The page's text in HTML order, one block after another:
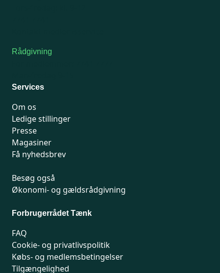
Rådgivning
Services
Om os
Ledige stillinger
Presse
Magasiner
Få nyhedsbrev
Besøg også
Økonomi- og gældsrådgivning
Forbrugerrådet Tænk
FAQ
Cookie- og privatlivspolitik
Købs- og medlemsbetingelser
Tilgængelighed